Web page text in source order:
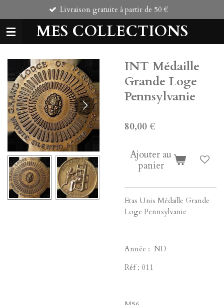
au
contenu
principal
MES COLLECTIONS
Livraison gratuite à partir de 50 €
INT Médaille
Grande Loge
Pennsylvanie
80,00 €
Ajouter au
panier
Etas Unis Médaille Grande
Loge Pennsylvanie
Année : ND
Réf : 011